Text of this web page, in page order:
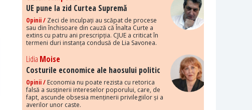
UE pune la zid Curtea Supremă
Opinii / Zeci de inculpați au scăpat de procese
sau din închisoare din cauză că Înalta Curte a
extins cu patru ani prescripția. CJUE a criticat în
termeni duri instanța condusă de Lia Savonea.
Lidia Moise
Costurile economice ale haosului politic
Opinii / Economia nu poate rezista cu retorica
falsă a susținerii intereselor poporului, care, de
fapt, ascunde obsesia menținerii privilegiilor și a
averilor unor caste.